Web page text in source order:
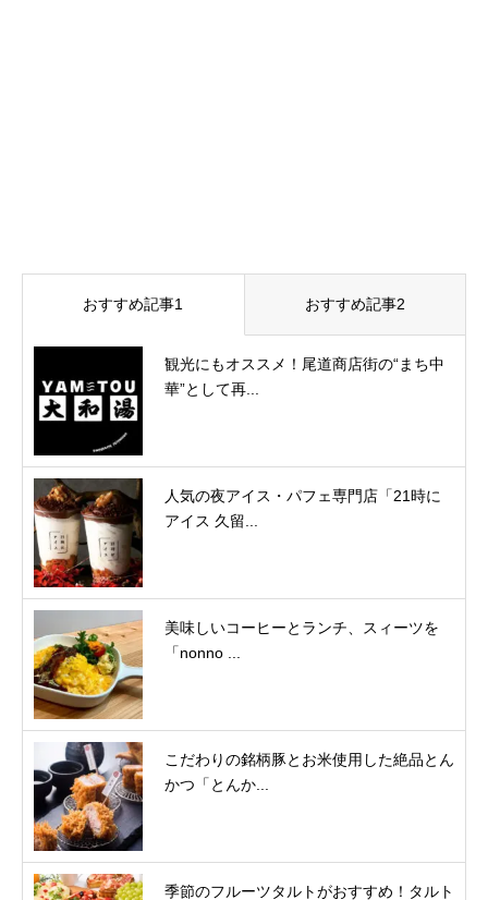
おすすめ記事1 おすすめ記事2
観光にもオススメ！尾道商店街の“まち中
華”として再...
人気の夜アイス・パフェ専門店「21時に
アイス 久留...
美味しいコーヒーとランチ、スィーツを
「nonno ...
こだわりの銘柄豚とお米使用した絶品とん
かつ「とんか...
季節のフルーツタルトがおすすめ！タルト